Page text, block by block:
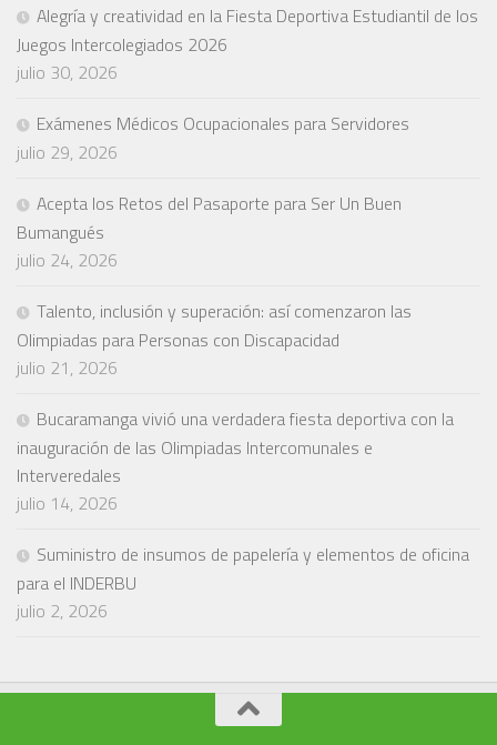
Alegría y creatividad en la Fiesta Deportiva Estudiantil de los
Juegos Intercolegiados 2026
julio 30, 2026
Exámenes Médicos Ocupacionales para Servidores
julio 29, 2026
Acepta los Retos del Pasaporte para Ser Un Buen
Bumangués
julio 24, 2026
Talento, inclusión y superación: así comenzaron las
Olimpiadas para Personas con Discapacidad
julio 21, 2026
Bucaramanga vivió una verdadera fiesta deportiva con la
inauguración de las Olimpiadas Intercomunales e
Interveredales
julio 14, 2026
Suministro de insumos de papelería y elementos de oficina
para el INDERBU
julio 2, 2026